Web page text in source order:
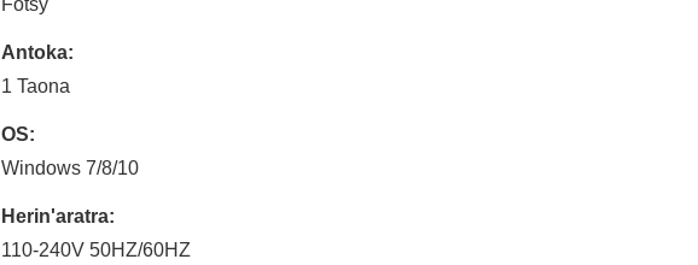
Fotsy
Antoka:
1 Taona
OS:
Windows 7/8/10
Herin'aratra:
110-240V 50HZ/60HZ